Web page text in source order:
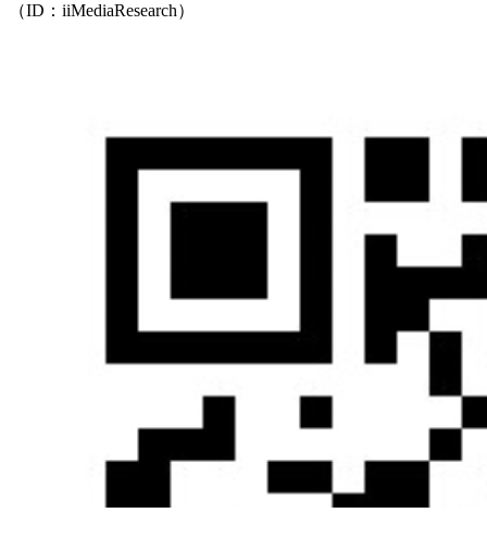
（ID：iiMediaResearch）